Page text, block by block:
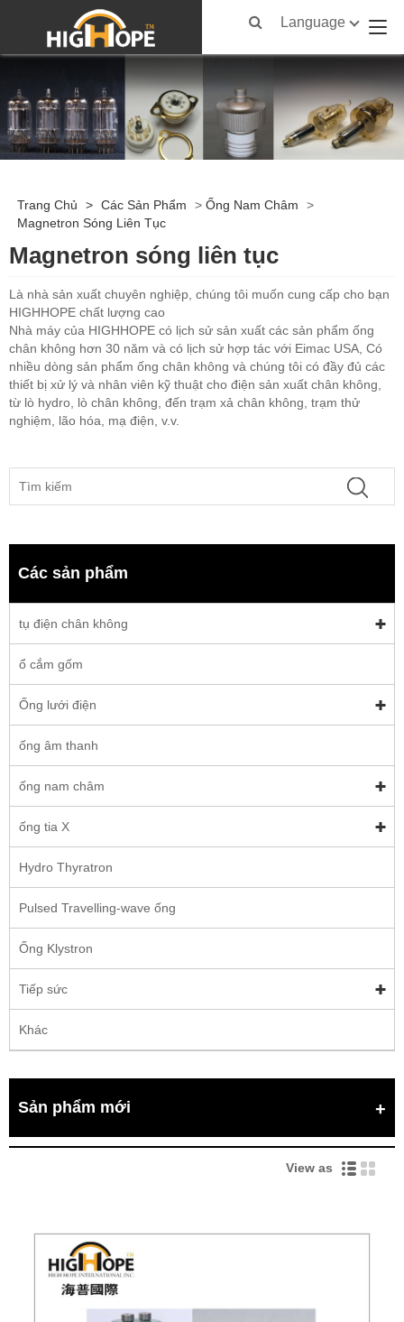
Language
Trang Chủ > Các Sản Phẩm > Ống Nam Châm
>
Magnetron Sóng Liên Tục
Magnetron sóng liên tục
Là nhà sản xuất chuyên nghiệp, chúng tôi muốn cung cấp cho bạn
HIGHHOPE chất lượng cao
Nhà máy của HIGHHOPE có lịch sử sản xuất các sản phẩm ống
chân không hơn 30 năm và có lịch sử hợp tác với Eimac USA, Có
nhiều dòng sản phẩm ống chân không và chúng tôi có đầy đủ các
thiết bị xử lý và nhân viên kỹ thuật cho điện sản xuất chân không,
từ lò hydro, lò chân không, đến trạm xả chân không, trạm thử
nghiệm, lão hóa, mạ điện, v.v.
Các sản phẩm
tụ điện chân không
ổ cắm gốm
Ống lưới điện
ống âm thanh
ống nam châm
ống tia X
Hydro Thyratron
Pulsed Travelling-wave ống
Ống Klystron
Tiếp sức
Khác
Sản phẩm mới
View as